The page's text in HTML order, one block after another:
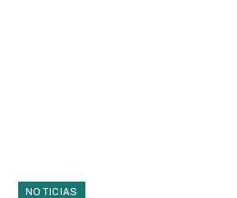
NOTICIAS